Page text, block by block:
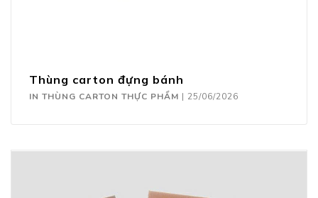
Thùng carton đựng bánh
IN THÙNG CARTON THỰC PHẨM | 25/06/2026